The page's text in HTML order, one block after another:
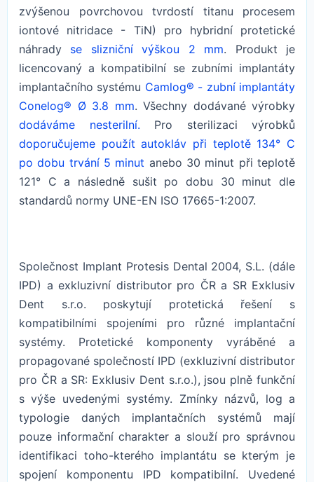
zvýšenou povrchovou tvrdostí titanu procesem
iontové nitridace - TiN) pro hybridní protetické
náhrady se slizniční výškou 2 mm. Produkt je
licencovaný a kompatibilní se zubními implantáty
implantačního systému Camlog® - zubní implantáty
Conelog® Ø 3.8 mm. Všechny dodávané výrobky
dodáváme nesterilní. Pro sterilizaci výrobků
doporučujeme použít autokláv při teplotě 134° C
po dobu trvání 5 minut anebo 30 minut při teplotě
121° C a následně sušit po dobu 30 minut dle
standardů normy UNE-EN ISO 17665-1:2007.
Společnost Implant Protesis Dental 2004, S.L. (dále
IPD) a exkluzivní distributor pro ČR a SR Exklusiv
Dent s.r.o. poskytují protetická řešení s
kompatibilními spojeními pro různé implantační
systémy. Protetické komponenty vyráběné a
propagované společností IPD (exkluzivní distributor
pro ČR a SR: Exklusiv Dent s.r.o.), jsou plně funkční
s výše uvedenými systémy. Zmínky názvů, log a
typologie daných implantačních systémů mají
pouze informační charakter a slouží pro správnou
identifikaci toho-kterého implantátu se kterým je
spojení komponentu IPD kompatibilní. Uvedené